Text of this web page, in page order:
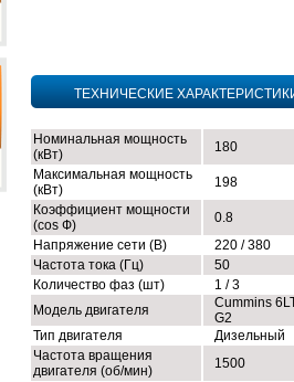
ТЕХНИЧЕСКИЕ
Номинальная мощность
(кВт)
180
Максимальная мощность
(кВт)
198
Коэффициент мощности
(cos Ф)
0.8
Напряжение сети (В)
220 / 380
Частота тока (Гц)
50
Количество фаз (шт)
1 / 3
Модель двигателя
Cummins
G2
Тип двигателя
Дизельный
Частота вращения
двигателя (об/мин)
1500